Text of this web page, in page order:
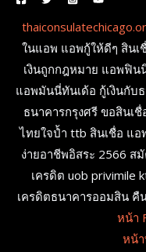
ในแอพ แอพกู้ให้ดีๆ สิน
เงินถูกกฎหมาย แอพฟิน
แอพมันนี่ทันเด้อ กู้เงินกับ
ธนาคารกรุงศรี ขอสินเ
ไทยใจป้ำ ttb สินเชื่อ แ
ง่ายอาชีพอิสระ 2566 ส
เครดิต uob privimile
เครดิตธนาคารออมสิน คื
หน้า
หน้า